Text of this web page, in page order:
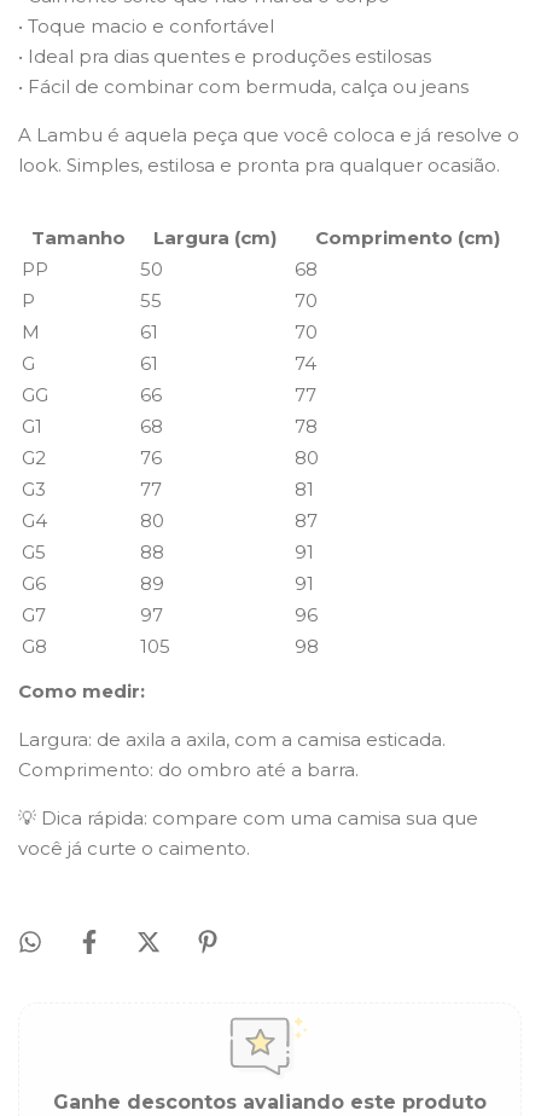
• Toque macio e confortável
• Ideal pra dias quentes e produções estilosas
• Fácil de combinar com bermuda, calça ou jeans
A Lambu é aquela peça que você coloca e já resolve o
look. Simples, estilosa e pronta pra qualquer ocasião.
Tamanho Largura (cm)
Comprimento (cm)
PP
50
68
P
55
70
M
61
70
G
61
74
GG
66
77
G1
68
78
G2
76
80
G3
77
81
G4
80
87
G5
88
91
G6
89
91
G7
97
96
G8
105
98
Como medir:
Largura: de axila a axila, com a camisa esticada.
Comprimento: do ombro até a barra.
💡 Dica rápida: compare com uma camisa sua que
você já curte o caimento.
Ganhe descontos avaliando este produto